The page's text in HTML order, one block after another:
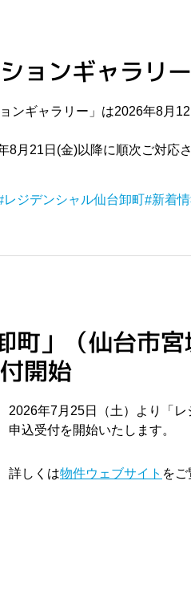
ョンギャラリ
ンギャラリー」は2026年8月
月21日(金)以降に順次ご対応
レジデンシャル仙台卸町 新着
町」（仙台市
開始
2026年7月25日（土）より「
申込受付を開始いたします。
詳しくは物件ウェブサイト をご